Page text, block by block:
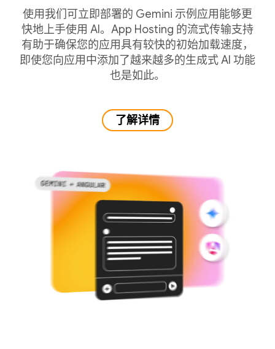
使用我们可立即部署的 Gemini 示例应用能够更
快地上手使用 AI。App Hosting 的流式传输支持
有助于确保您的应用具有较快的初始加载速度，
即使您向应用中添加了越来越多的生成式 AI 功能
也是如此。
了解详情